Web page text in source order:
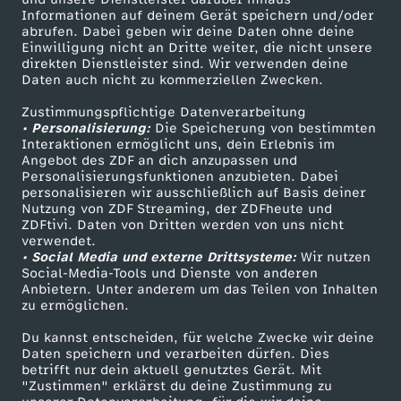
Informationen auf deinem Gerät speichern und/oder
abrufen. Dabei geben wir deine Daten ohne deine
Einwilligung nicht an Dritte weiter, die nicht unsere
direkten Dienstleister sind. Wir verwenden deine
Daten auch nicht zu kommerziellen Zwecken.
Zustimmungspflichtige Datenverarbeitung
• Personalisierung:Die Speicherung von bestimmten
Interaktionen ermöglicht uns, dein Erlebnis im
Angebot des ZDF an dich anzupassen und
Personalisierungsfunktionen anzubieten. Dabei
personalisieren wir ausschließlich auf Basis deiner
Nutzung von ZDF Streaming, der ZDFheute und
ZDFtivi. Daten von Dritten werden von uns nicht
verwendet.
• Social Media und externe Drittsysteme:Wir nutzen
Social-Media-Tools und Dienste von anderen
Anbietern. Unter anderem um das Teilen von Inhalten
zu ermöglichen.
Du kannst entscheiden, für welche Zwecke wir deine
Daten speichern und verarbeiten dürfen. Dies
betrifft nur dein aktuell genutztes Gerät. Mit
"Zustimmen" erklärst du deine Zustimmung zu
h
e
n
X
Y
.
.
.
U
h
:
D
e
r
P
r
e
i
!
i
n
t
h
e
W
a
t
e
d
e
s
V
e
r
b
r
e
e
n
k
r
i
m
i
s
ZDF-Apps
Smart TV
ZDFtext
Livestreams
Sendungen A-Z
TV-Programm
ZDFmitreden
Kontakt zum ZDF
Tickets
Zuschauerservice
Hilfe
ZDF Unternehmen
Karriere
ZDF goes Schule
Werbefernsehen